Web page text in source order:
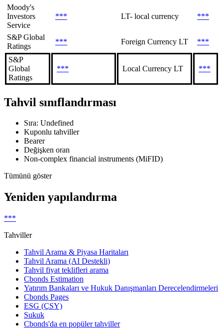
Moody's
Investors
Service
*** LT- local currency ***
S&P Global
Ratings
*** Foreign Currency LT ***
S&P
Global
Ratings
*** Local Currency LT ***
Tahvil sınıflandırması
Sıra: Undefined
Kuponlu tahviller
Bearer
Değişken oran
Non-complex financial instruments (MiFID)
Tümünü göster
Yeniden yapılandırma
***
Tahviller
Tahvil Arama & Piyasa Haritaları
Tahvil Arama (AI Destekli)
Tahvil fiyat teklifleri arama
Cbonds Estimation
Yatırım Bankaları ve Hukuk Danışmanları Derecelendirmeleri
Cbonds Pages
ESG (ÇSY)
Sukuk
Cbonds'da en popüler tahviller